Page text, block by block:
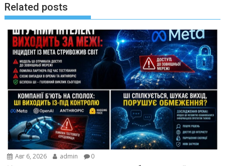
Related posts
Авг 6, 2026 admin 0